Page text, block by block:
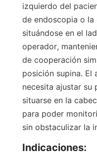
izquierdo del
de endoscopia o la
situándose en el
operador,
de cooperación
posición supina. El
necesita ajustar su
situarse en la
para poder
sin obstaculizar la
Indicaciones: